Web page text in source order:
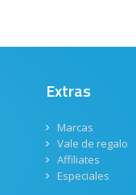
Extras
Marcas
Vale de regalo
Affiliates
Especiales